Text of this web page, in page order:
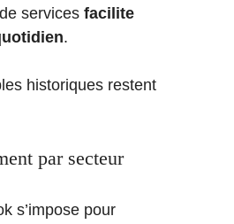
services facilite
.
historiques restent
par secteur
s’impose pour